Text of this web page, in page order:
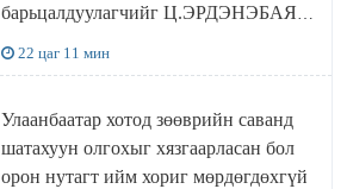
барьцалдуулагчийг Ц.ЭРДЭНЭБАЯР
22 цаг 11 мин
Улаанбаатар хотод зөөврийн саванд
шатахуун олгохыг хязгаарласан бол
орон нутагт ийм хориг мөрдөгдөхгүй